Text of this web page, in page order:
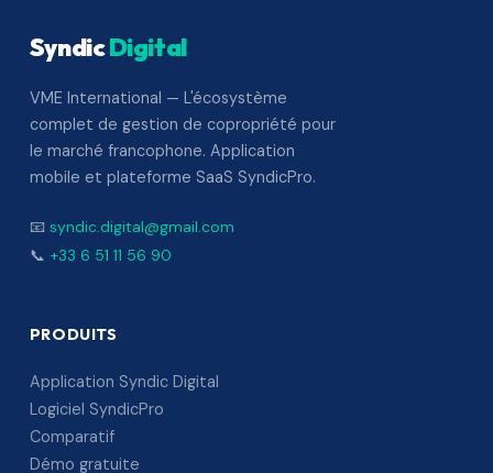
SyndicDigital
VME International — L'écosystème
complet de gestion de copropriété pour
le marché francophone. Application
mobile et plateforme SaaS SyndicPro.
📧 syndic.digital@gmail.com
📞 +33 6 51 11 56 90
PRODUITS
Application Syndic Digital
Logiciel SyndicPro
Comparatif
Démo gratuite